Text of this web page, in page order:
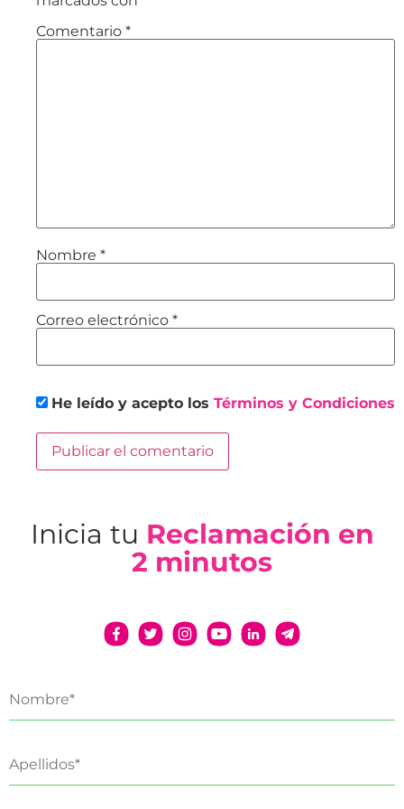
Comentario *
Nombre *
Correo electrónico *
He leído y acepto los Términos y Condiciones
Inicia tu Reclamación en
2 minutos